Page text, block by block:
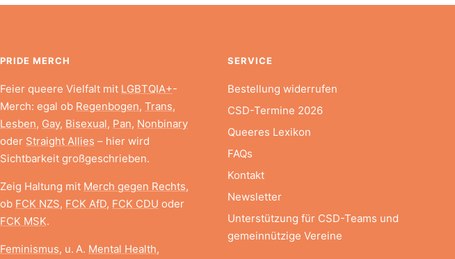
PRIDE MERCH
Feier queere Vielfalt mit LGBTQIA+-
Merch: egal ob Regenbogen, Trans,
Lesben, Gay, Bisexual, Pan, Nonbinary
oder Straight Allies – hier wird
Sichtbarkeit großgeschrieben.
Zeig Haltung mit Merch gegen Rechts,
ob FCK NZS, FCK AfD, FCK CDU oder
FCK MSK.
Feminismus, u. A. Mental Health,
SERVICE
Bestellung widerrufen
CSD-Termine 2026
Queeres Lexikon
FAQs
Kontakt
Newsletter
Unterstützung für CSD-Teams und
gemeinnützige Vereine